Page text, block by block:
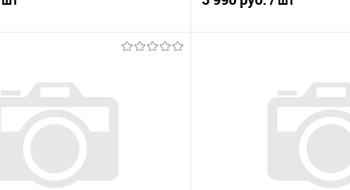
Сравнение
Под заказ
Купить в 1 клик